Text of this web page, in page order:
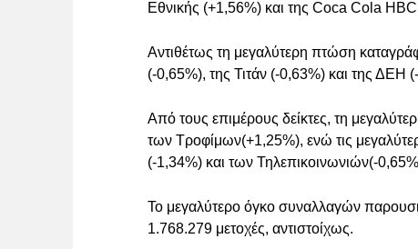
Εθνικής (+1,56%) και της Coca Cola
Αντιθέτως τη μεγαλύτερη πτώση
(-0,65%), της Τιτάν (-0,63%) και της ΔΕΗ
Από τους επιμέρους δείκτες, τη
των Τροφίμων(+1,25%), ενώ τις
(-1,34%) και των Τηλεπικοινωνιών(-
Το μεγαλύτερο όγκο συναλλαγών
1.768.279 μετοχές, αντιστοίχως.